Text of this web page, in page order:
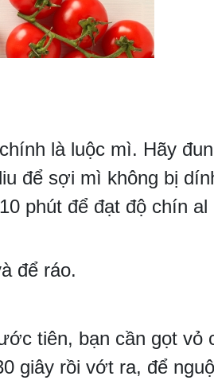
là luộc mì. Hãy
để sợi mì không bị
phút để đạt độ chín
để ráo.
tiên, bạn cần gọt vỏ
giây rồi vớt ra, để